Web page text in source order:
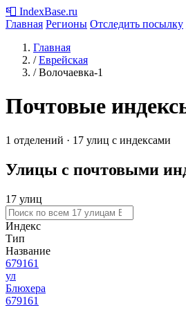
📮 IndexBase.ru
Главная Регионы Отследить посылку
Главная
/ Еврейская
/ Волочаевка-1
Почтовые
1 отделений · 17 улиц с индексами
Улицы с почтовыми
17 улиц
Индекс
Тип
Название
679161
ул
Блюхера
679161